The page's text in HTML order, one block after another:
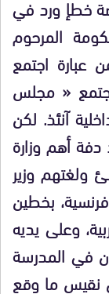
خطإ ورد في
المرحوم
اجتمع
« مجلس
آنئذ. لكن
دفة أهم وزارة
ولغتهم وزير
بخطين
وعلى يديه
في المدرسة
نقيس ما وقع